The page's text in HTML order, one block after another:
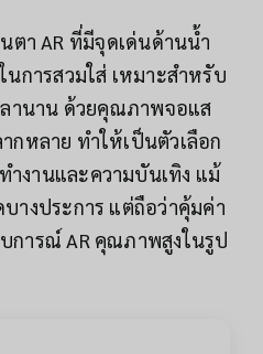
ตา AR ที่มีจุดเด่นด้านน้ำ
การสวมใส่ เหมาะสำหรับ
ลานาน ด้วยคุณภาพจอแส
กหลาย ทำให้เป็นตัวเลือก
ำงานและความบันเทิง แม้
างประการ แต่ถือว่าคุ้มค่า
การณ์ AR คุณภาพสูงในรูป